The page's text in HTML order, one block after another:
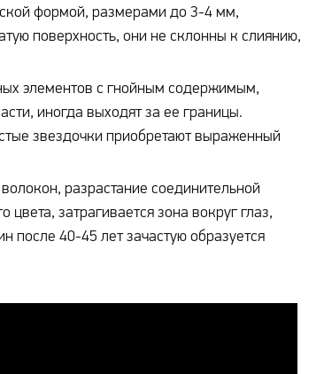
формой, размерами до 3-4 мм,
поверхность, они не склонны к слиянию,
элементов с гнойным содержимым,
иногда выходят за ее границы.
звездочки приобретают выраженный
разрастание соединительной
затрагивается зона вокруг глаз,
после 40-45 лет зачастую образуется